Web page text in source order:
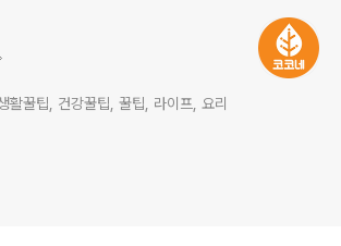
활꿀팁, 건강꿀팁, 꿀팁, 라이프, 요리